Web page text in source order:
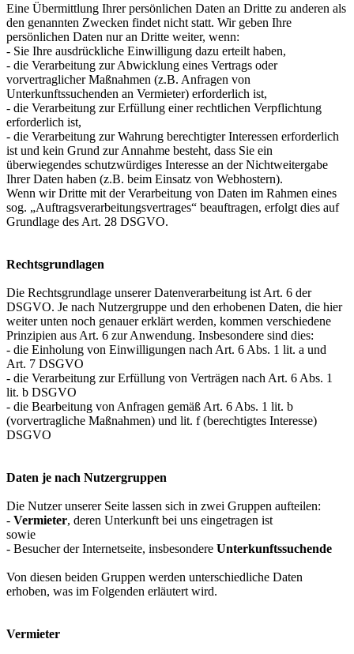
Eine Übermittlung Ihrer persönlichen Daten an Dritte zu anderen als
den genannten Zwecken findet nicht statt. Wir geben Ihre
persönlichen Daten nur an Dritte weiter, wenn:
- Sie Ihre ausdrückliche Einwilligung dazu erteilt haben,
- die Verarbeitung zur Abwicklung eines Vertrags oder
vorvertraglicher Maßnahmen (z.B. Anfragen von
Unterkunftssuchenden an Vermieter) erforderlich ist,
- die Verarbeitung zur Erfüllung einer rechtlichen Verpflichtung
erforderlich ist,
- die Verarbeitung zur Wahrung berechtigter Interessen erforderlich
ist und kein Grund zur Annahme besteht, dass Sie ein
überwiegendes schutzwürdiges Interesse an der Nichtweitergabe
Ihrer Daten haben (z.B. beim Einsatz von Webhostern).
Wenn wir Dritte mit der Verarbeitung von Daten im Rahmen eines
sog. „Auftragsverarbeitungsvertrages“ beauftragen, erfolgt dies auf
Grundlage des Art. 28 DSGVO.
Rechtsgrundlagen
Die Rechtsgrundlage unserer Datenverarbeitung ist Art. 6 der
DSGVO. Je nach Nutzergruppe und den erhobenen Daten, die hier
weiter unten noch genauer erklärt werden, kommen verschiedene
Prinzipien aus Art. 6 zur Anwendung. Insbesondere sind dies:
- die Einholung von Einwilligungen nach Art. 6 Abs. 1 lit. a und
Art. 7 DSGVO
- die Verarbeitung zur Erfüllung von Verträgen nach Art. 6 Abs. 1
lit. b DSGVO
- die Bearbeitung von Anfragen gemäß Art. 6 Abs. 1 lit. b
(vorvertragliche Maßnahmen) und lit. f (berechtigtes Interesse)
DSGVO
Daten je nach Nutzergruppen
Die Nutzer unserer Seite lassen sich in zwei Gruppen aufteilen:
- Vermieter, deren Unterkunft bei uns eingetragen ist
sowie
- Besucher der Internetseite, insbesondere Unterkunftssuchende
Von diesen beiden Gruppen werden unterschiedliche Daten
erhoben, was im Folgenden erläutert wird.
Vermieter